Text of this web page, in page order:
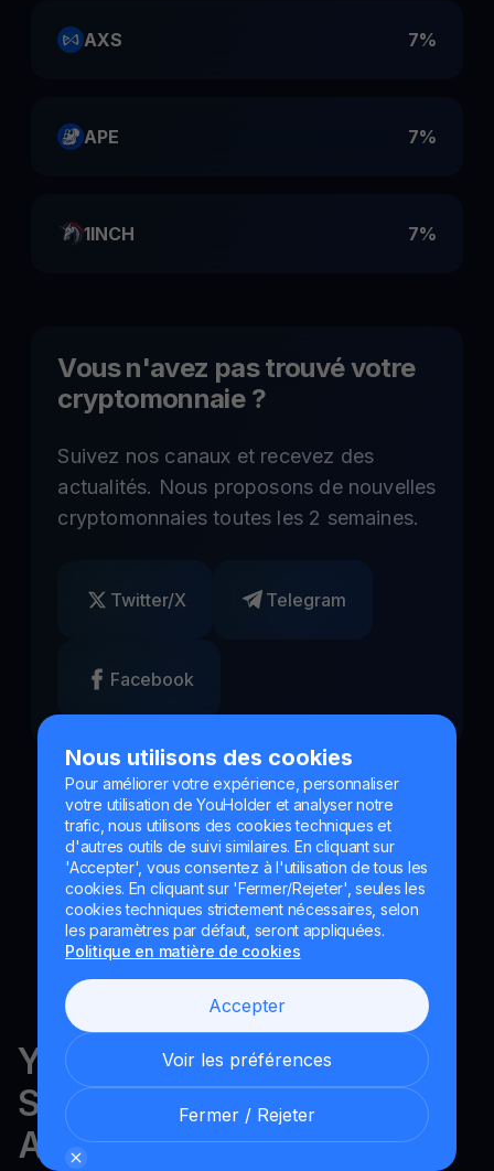
Nous utilisons des cookies
Pour améliorer votre expérience, personnaliser
votre utilisation de YouHolder et analyser notre
trafic, nous utilisons des cookies techniques et
d'autres outils de suivi similaires. En cliquant sur
'Accepter', vous consentez à l'utilisation de tous les
cookies. En cliquant sur 'Fermer/Rejeter', seules les
cookies techniques strictement nécessaires, selon
les paramètres par défaut, seront appliquées.
Politique en matière de cookies
Accepter
Voir les préférences
Fermer / Rejeter
AXS 7%
APE 7%
1INCH 7%
Vous n'avez pas trouvé votre
cryptomonnaie ?
Suivez nos canaux et recevez des
actualités. Nous proposons de nouvelles
cryptomonnaies toutes les 2 semaines.
Twitter/X Telegram
Facebook
YouHodler est réglementé en
Suisse, dans l'UE et en
Argentine.